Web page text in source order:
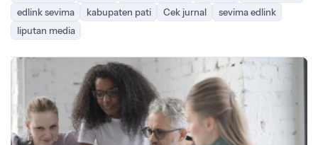
edlink sevima
kabupaten pati Cek jurnal
sevima edlink
liputan media